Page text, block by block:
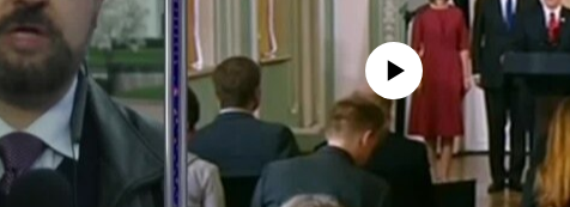
No media source currently available